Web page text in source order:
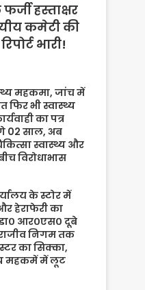
हस्ताक्षर
कमेटी की
भारी!
महकमा, जांच में
फिर भी स्वास्थ्य
का पत्र
02 साल, अब
स्वास्थ्य और
विरोधाभास
के स्टोर में
हेराफेरी का
आर०एस० दूबे
निगम तक
का सिक्का,
महकमें में लूट